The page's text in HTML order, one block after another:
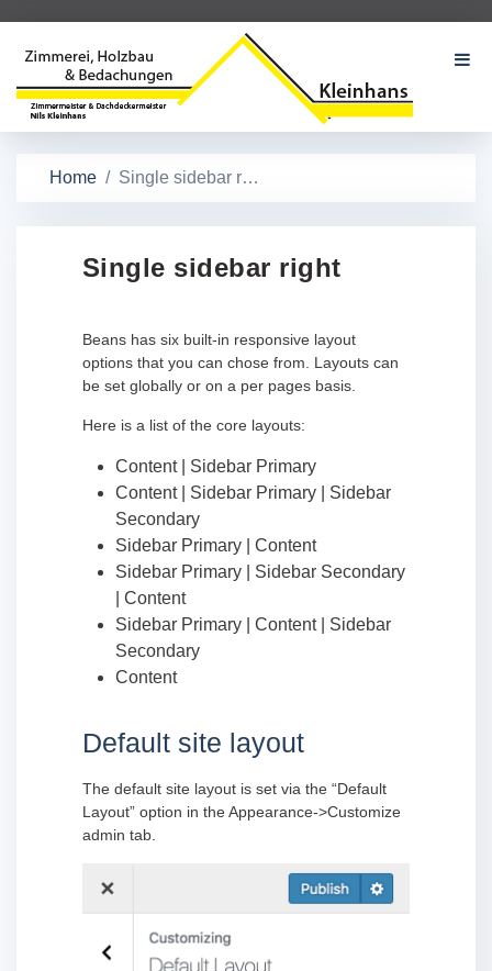
Home Single sidebar right
Single sidebar right
Beans has six built-in responsive layout
options that you can chose from. Layouts can
be set globally or on a per pages basis.
Here is a list of the core layouts:
Content | Sidebar Primary
Content | Sidebar Primary | Sidebar
Secondary
Sidebar Primary | Content
Sidebar Primary | Sidebar Secondary
| Content
Sidebar Primary | Content | Sidebar
Secondary
Content
Default site layout
The default site layout is set via the “Default
Layout” option in the Appearance->Customize
admin tab.